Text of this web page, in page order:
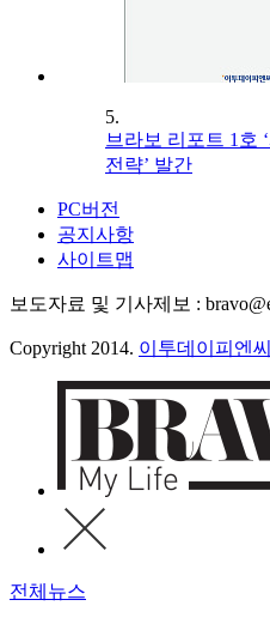
5.
브라보 리포트 1호
전략’ 발간
PC버전
공지사항
사이트맵
보도자료 및 기사제보 :
Copyright 2014. 이투데이피엔씨
전체뉴스